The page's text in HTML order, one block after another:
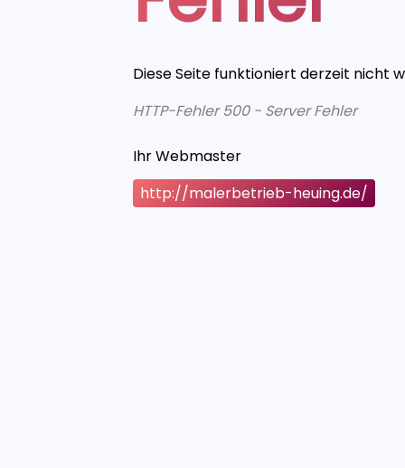
Diese Seite funktioniert derzeit nicht
HTTP-Fehler 500 - Server Fehler
Ihr Webmaster
http://malerbetrieb-heuing.de/